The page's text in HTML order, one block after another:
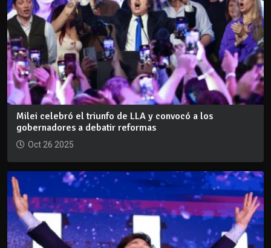
Milei celebró el triunfo de LLA y convocó a los
gobernadores a debatir reformas
Oct 26 2025